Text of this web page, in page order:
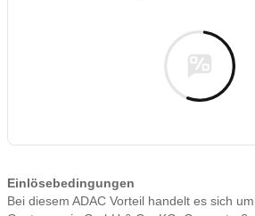
Einlösebedingungen
Bei diesem ADAC Vorteil handelt es sich